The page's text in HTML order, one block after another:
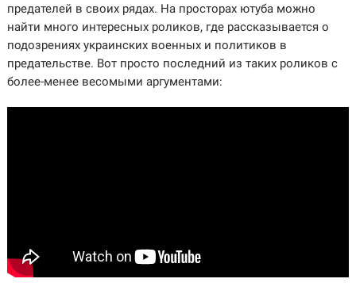
предателей в своих рядах. На просторах ютуба можно
найти много интересных роликов, где рассказывается о
подозрениях украинских военных и политиков в
предательстве. Вот просто последний из таких роликов с
более-менее весомыми аргументами: